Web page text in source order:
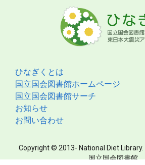
ひなぎくとは
国立国会図書館ホームページ
国立国会図書館サーチ
お知らせ
お問い合わせ
Copyright © 2013- National Diet Library.